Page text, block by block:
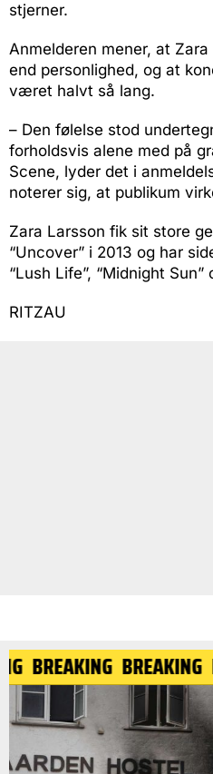
stjerner.
Anmelderen mener, at
end personlighed, og at
været halvt så lang.
– Den følelse stod
forholdsvis alene med på
Scene, lyder det i
noterer sig, at publikum
Zara Larsson fik sit store
“Uncover” i 2013 og har
“Lush Life”, “Midnight Sun”
RITZAU
BREAKING